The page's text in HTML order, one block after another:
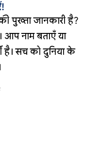
पुख्ता जानकारी है?
नाम बताएँ या
है। सच को दुनिया के